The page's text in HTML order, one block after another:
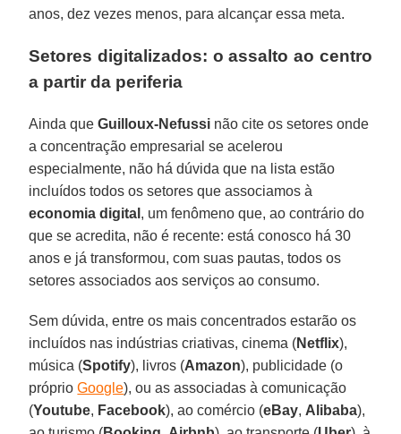
anos, dez vezes menos, para alcançar essa meta.
Setores digitalizados: o assalto ao centro
a partir da periferia
Ainda queGuilloux-Nefussi não cite os setores onde
a concentração empresarial se acelerou
especialmente, não há dúvida que na lista estão
incluídos todos os setores que associamos à
economia digital , um fenômeno que, ao contrário do
que se acredita, não é recente: está conosco há 30
anos e já transformou, com suas pautas, todos os
setores associados aos serviços ao consumo.
Sem dúvida, entre os mais concentrados estarão os
incluídos nas indústrias criativas, cinema (Netflix),
música (Spotify), livros (Amazon), publicidade (o
próprioGoogle), ou as associadas à comunicação
(Youtube, Facebook), ao comércio (eBay, Alibaba),